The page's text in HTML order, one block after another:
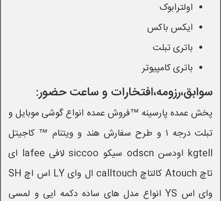
اولترابوک
ایکس باکس
باتری تبلت
باتری کامپیوتر
سوابق،رزومه،افتخارات و ساعت حضور:
پخش عمده پارسینه ™فروش عمده انواع گوشی موبایل و
تبلت درجه ۱ و طرح سفارش هند و ویتنام ™ کاجیتل
kgtell اودسن odscn سیکو siccoo لافی lafee ای
تاچ Atouch کالتاچ calltouch ال وای LY اس اچ SH
وای اس YS انواع مدل های ساده دکمه ایی و لمسی